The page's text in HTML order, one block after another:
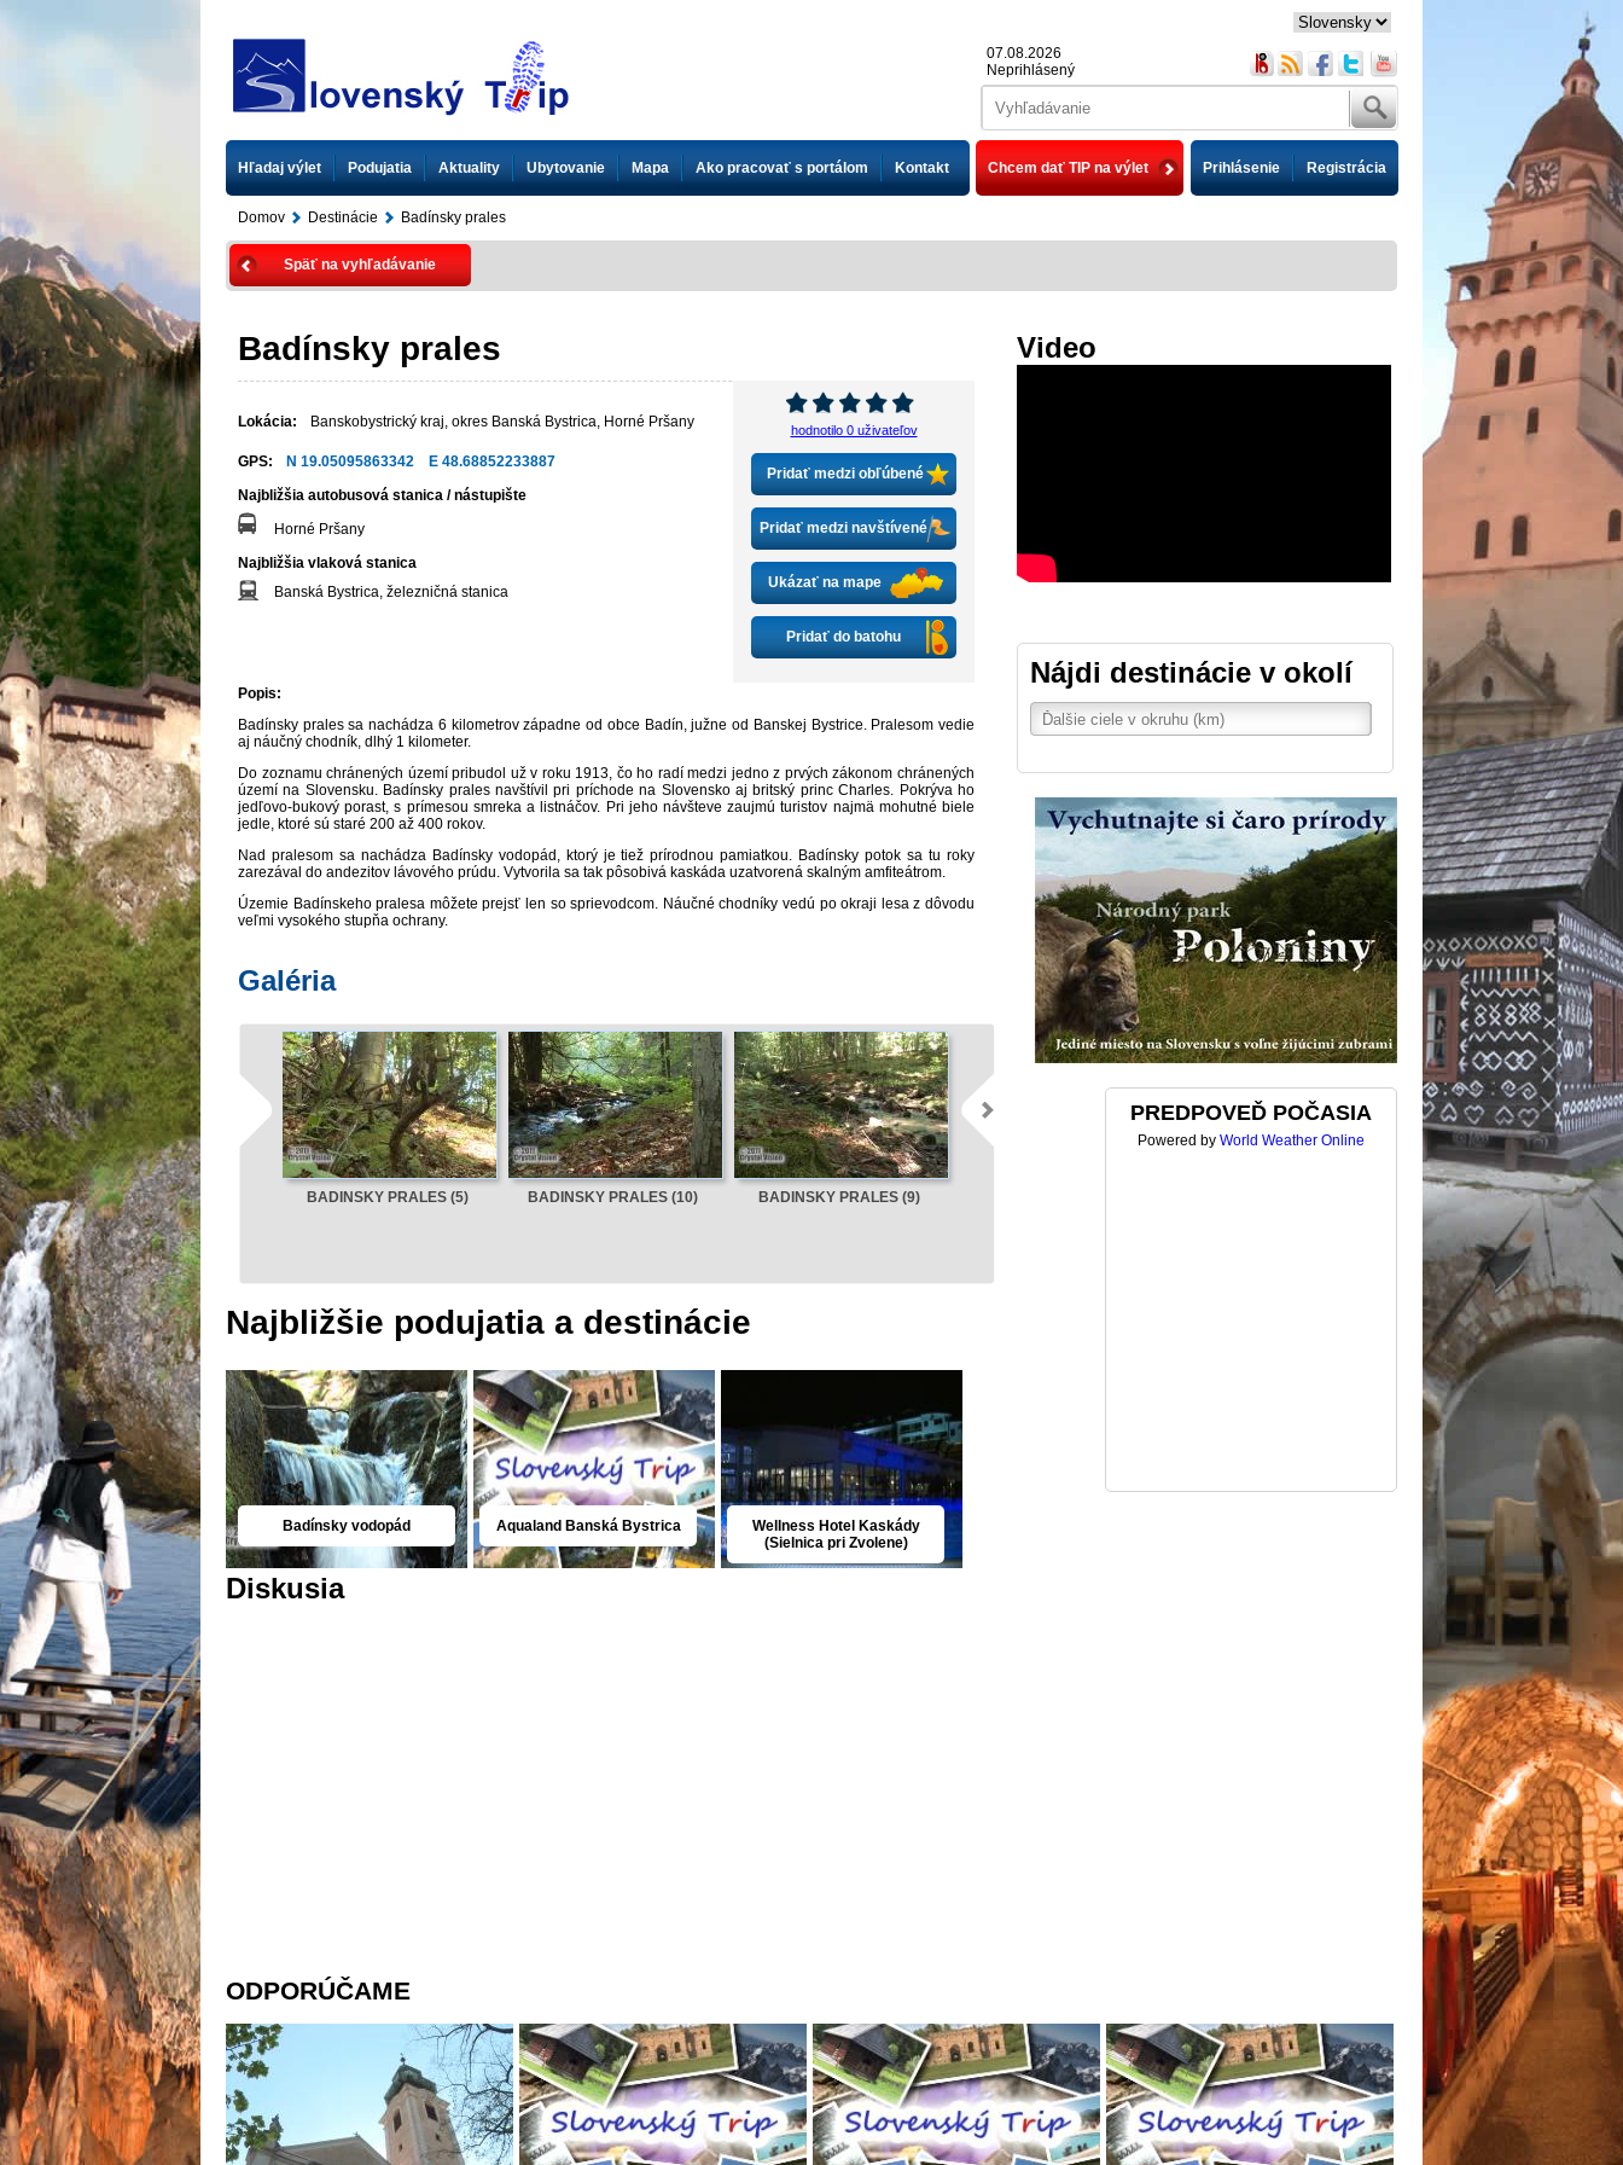
Hľadaj výlet Podujatia Aktuality Ubytovanie Mapa Ako pracovať s portálom Kontakt
07.08.2026
Neprihlásený
Chcem dať TIP na výlet Prihlásenie Registrácia
Domov Destinácie Badínsky prales
Späť na vyhľadávanie
Badínsky prales
hodnotilo 0 uživateľov
Pridať medzi obľúbené
Pridať medzi navštívené
Ukázať na mape
Pridať do batohu
Lokácia: Banskobystrický kraj okres Banská Bystrica Horné Pršany
GPS:
N 19.05095863342 E 48.68852233887
Najbližšia autobusová stanica / nástupište
Horné Pršany
Najbližšia vlaková stanica
Banská Bystrica, železničná stanica
Popis:
Badínsky prales sa nachádza 6 kilometrov západne od obce Badín, južne od Banskej Bystrice. Pralesom vedie
aj náučný chodník, dlhý 1 kilometer.
Do zoznamu chránených území pribudol už v roku 1913, čo ho radí medzi jedno z prvých zákonom chránených
území na Slovensku. Badínsky prales navštívil pri príchode na Slovensko aj britský princ Charles. Pokrýva ho
jedľovo-bukový porast, s prímesou smreka a listnáčov. Pri jeho návšteve zaujmú turistov najmä mohutné biele
jedle, ktoré sú staré 200 až 400 rokov.
Nad pralesom sa nachádza Badínsky vodopád, ktorý je tiež prírodnou pamiatkou. Badínsky potok sa tu roky
zarezával do andezitov lávového prúdu. Vytvorila sa tak pôsobivá kaskáda uzatvorená skalným amfiteátrom.
Územie Badínskeho pralesa môžete prejsť len so sprievodcom. Náučné chodníky vedú po okraji lesa z dôvodu
veľmi vysokého stupňa ochrany.
Galéria
BADINSKY PRALES (5) BADINSKY PRALES (10) BADINSKY PRALES (9) BADINSKY PRALES (6)
Video
Nájdi destinácie v okolí
PREDPOVEĎ POČASIA
Powered by World Weather Online
Najbližšie podujatia a destinácie
Badínsky vodopád Aqualand Banská Bystrica
Wellness Hotel Kaskády
(Sielnica pri Zvolene)
Diskusia
ODPORÚČAME